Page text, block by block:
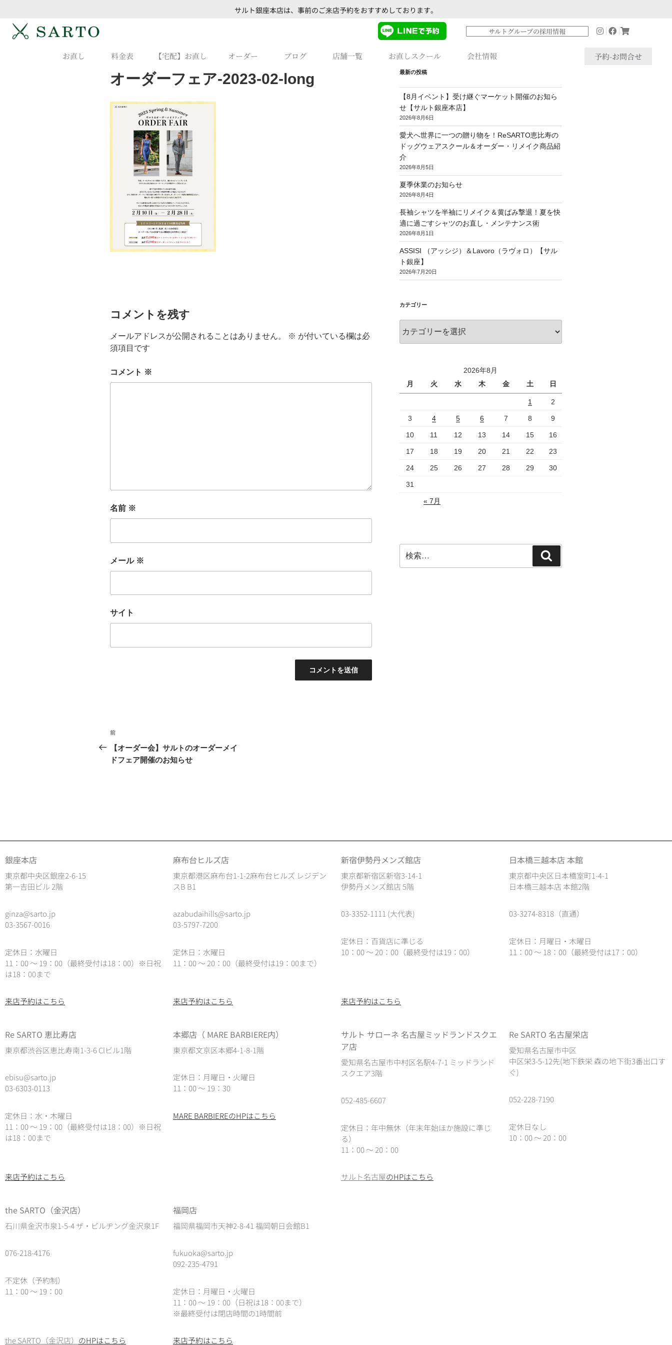
サルト銀座本店は、事前のご来店予約をおすすめしております。
サルトグループの採用情報
お直し 料金表 【宅配】お直し オーダー ブログ 店舗一覧 お直しスクール 会社情報 予約-お問合せ
オーダーフェア-2023-02-long
コメントを残す
メールアドレスが公開されることはありません。 ※ が付いている欄は必
須項目です
コメント ※
名前 ※
メール ※
サイト
前
【オーダー会】サルトのオーダーメイ
ドフェア開催のお知らせ
最新の投稿
【8月イベント】受け継ぐマーケット開催のお知ら
せ【サルト銀座本店】
2026年8月6日
愛犬へ世界に一つの贈り物を！ReSARTO恵比寿の
ドッグウェアスクール＆オーダー・リメイク商品紹
介
2026年8月5日
夏季休業のお知らせ
2026年8月4日
長袖シャツを半袖にリメイク＆黄ばみ撃退！夏を快
適に過ごすシャツのお直し・メンテナンス術
2026年8月1日
ASSISI （アッシジ）＆Lavoro（ラヴォロ）【サル
ト銀座】
2026年7月20日
カテゴリー
2026年8月
月
火 水 木 金 土 日
1 2
3 4 5 6 7 8 9
10 11 12 13 14 15 16
17 18 19 20 21 22 23
24 25 26 27 28 29 30
31
« 7月
銀座本店
東京都中央区銀座2-6-15
第一吉田ビル 2階
ginza@sarto.jp
03-3567-0016
定休日：水曜日
11：00 ～ 19：00（最終受付は18：00）※日祝
は18：00まで
麻布台ヒルズ店
東京都港区麻布台1-1-2麻布台ヒルズ レジデン
スB B1
azabudaihills@sarto.jp
03-5797-7200
定休日：水曜日
11：00 ～ 20：00（最終受付は19：00まで）
新宿伊勢丹メンズ館店
東京都新宿区新宿3-14-1
伊勢丹メンズ館店 5階
03-3352-1111 (大代表)
定休日：百貨店に準じる
10：00 ～ 20：00（最終受付は19：00）
日本橋三越本店 本館
東京都中央区日本橋室町1-4-1
日本橋三越本店 本館2階
03-3274-8318（直通）
定休日：月曜日・木曜日
11：00 ～ 18：00（最終受付は17：00）
来店予約はこちら 来店予約はこちら 来店予約はこちら
Re SARTO 恵比寿店
東京都渋谷区恵比寿南1-3-6 Clビル1階
ebisu@sarto.jp
03-6303-0113
定休日：水・木曜日
11：00 ～ 19：00（最終受付は18：00） ※日祝
は18：00まで
本郷店（ MARE BARBIERE内）
東京都文京区本郷4-1-8-1階
定休日：月曜日・火曜日
11：00 ～ 19：30
MARE BARBIEREのHPはこちら
サルト サローネ 名古屋ミッドランドスクエ
ア店
愛知県名古屋市中村区名駅4-7-1 ミッドランド
スクエア3階
052-485-6607
定休日：年中無休（年末年始ほか施設に準じ
る）
11：00 ～ 20：00
Re SARTO 名古屋栄店
愛知県名古屋市中区
中区栄3-5-12先(地下鉄栄 森の地下街3番出口す
ぐ)
052-228-7190
定休日なし
10：00 ～ 20：00
来店予約はこちら サルト名古屋のHPはこちら
the SARTO（金沢店）
石川県金沢市泉1-5-4 ザ・ビルヂング金沢泉1F
076-218-4176
不定休（予約制）
11：00 ～ 19：00
福岡店
福岡県福岡市天神2-8-41 福岡朝日会館B1
fukuoka@sarto.jp
092-235-4791
定休日：月曜日・火曜日
11：00 ～ 19：00（日祝は18：00まで）
※最終受付は閉店時間の1時間前
the SARTO（金沢店） のHPはこちら 来店予約はこちら